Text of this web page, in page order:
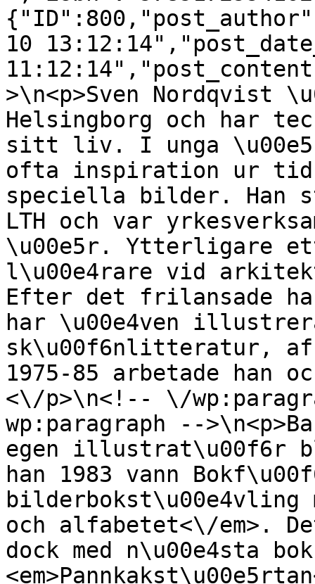
10
>\n<p>Sven Nordqvist
Helsingborg och har
sitt liv. I unga
ofta inspiration ur
speciella bilder. Han
LTH och var
\u00e5r. Ytterligare ett
l\u00e4rare vid
Efter det frilansade
har \u00e4ven
sk\u00f6nlitteratur,
1975-85 arbetade han
<\/p>\n<!-- \/
wp:paragraph --
egen illustrat\u00f6r
han 1983 vann
bilderbokst\u00e4vling
och alfabetet<\/em>.
dock med n\u00e4sta bok